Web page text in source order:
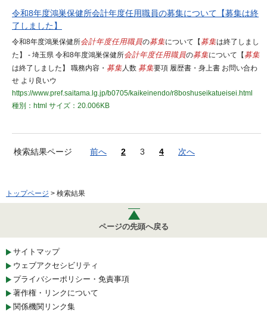
令和8年度鴻巣保健所会計年度任用職員の募集について【募集は終
了しました】
令和8年度鴻巣保健所会計年度任用職員の募集について【 募集は終了しまし
た】 - 埼玉県 令和8年度鴻巣保健所会計年度任用職員の募集について【 募集
は終了しました】 職務内容・ 募集人数 募集要項 履歴書・身上書 お問い合わ
せ より良いウ
https://www.pref.saitama.lg.jp/b0705/kaikeinendo/r8boshuseikatueisei.html
種別：html サイズ：20.006KB
検索結果ページ 前へ 2 3 4 次へ
トップページ > 検索結果
ページの先頭へ戻る
サイトマップ
ウェブアクセシビリティ
プライバシーポリシー・免責事項
著作権・リンクについて
関係機関リンク集